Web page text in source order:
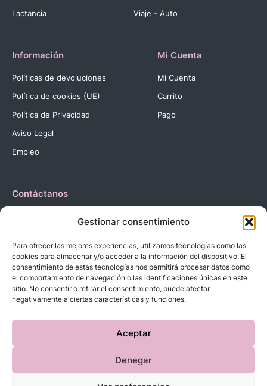
Gestionar consentimiento
Para ofrecer las mejores experiencias, utilizamos tecnologías como las
cookies para almacenar y/o acceder a la información del dispositivo. El
consentimiento de estas tecnologías nos permitirá procesar datos como
el comportamiento de navegación o las identificaciones únicas en este
sitio. No consentir o retirar el consentimiento, puede afectar
negativamente a ciertas características y funciones.
Aceptar
Denegar
Lactancia
Viaje - Auto
Información
Políticas de devoluciones
Política de cookies (UE)
Política de Privacidad
Aviso Legal
Empleo
Mi Cuenta
Mi Cuenta
Carrito
Pago
Contáctanos
C. Reyes Católicos, 27 03420 Castalla Alicante
Correo: info@dbebes.net
Síguenos en las redes sociales
Copyright © 2023 D’BeBe’S. Todos los derechos reservados.